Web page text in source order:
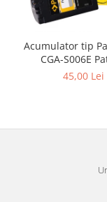
Acumulator tip
CGA-S006E
45,00 Lei